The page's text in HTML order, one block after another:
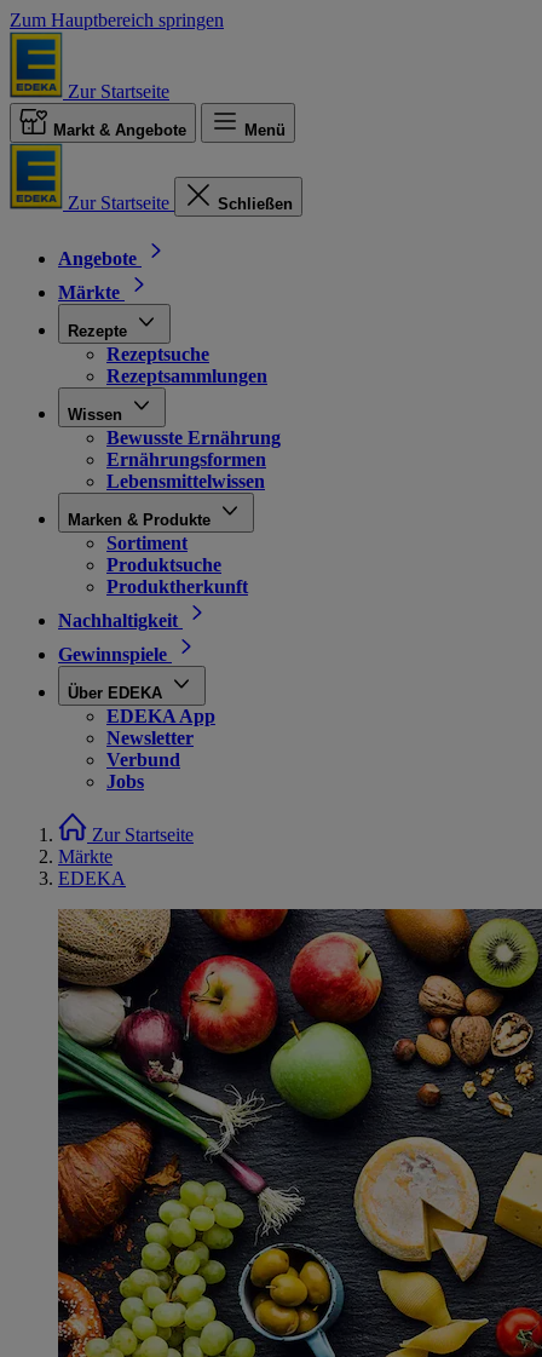
Zum Hauptbereich springen
Zur Startseite
Markt & Angebote Menü
Zur Startseite Schließen
Angebote
Märkte
Rezepte
Rezeptsuche
Rezeptsammlungen
Wissen
Bewusste Ernährung
Ernährungsformen
Lebensmittelwissen
Marken & Produkte
Sortiment
Produktsuche
Produktherkunft
Nachhaltigkeit
Gewinnspiele
Über EDEKA
EDEKA App
Newsletter
Verbund
Jobs
Zur Startseite
Märkte
EDEKA